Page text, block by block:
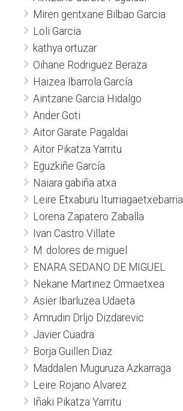
Miren gentxane Bilbao Garcia
Loli Garcia
kathya ortuzar
Oihane Rodriguez Beraza
Haizea Ibarrola García
Aintzane Garcia Hidalgo
Ander Goti
Aitor Garate Pagaldai
Aitor Pikatza Yarritu
Eguzkiñe García
Naiara gabiña atxa
Leire Etxaburu Iturriagaetxebarria
Lorena Zapatero Zaballa
Ivan Castro Villate
M. dolores de miguel
ENARA SEDANO DE MIGUEL
Nekane Martinez Ormaetxea
Asier Ibarluzea Udaeta
Amrudin Drljo Dizdarevic
Javier Cuadra
Borja Guillen Diaz
Maddalen Muguruza Azkarraga
Leire Rojano Alvarez
Iñaki Pikatza Yarritu